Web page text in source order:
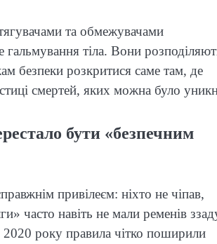
та обмежувачами
тіла. Вони
безпеки розкритися саме там, де
смертей, яких можна було
бути «безпечним
привілеєм: ніхто не чіпав,
часто навіть не мали ременів
року правила чітко поширили